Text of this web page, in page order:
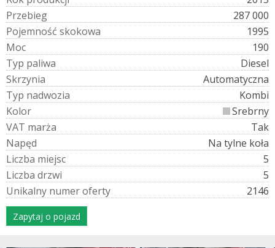
Przebieg
287 000
Pojemność skokowa
1995
Moc
190
Typ paliwa
Diesel
Skrzynia
Automatyczna
Typ nadwozia
Kombi
Kolor
Srebrny
VAT marża
Tak
Napęd
Na tylne koła
Liczba miejsc
5
Liczba drzwi
5
Unikalny numeroferty 2146
Zapytaj o pojazd